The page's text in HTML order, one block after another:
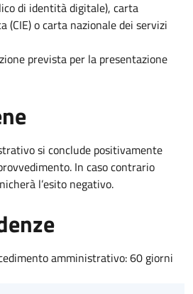
di identità digitale), carta
(CIE) o carta nazionale dei servizi
prevista per la presentazione
si conclude positivamente
In caso contrario
l’esito negativo.
amministrativo: 60 giorni